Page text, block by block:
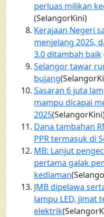
perluas milikan
(SelangorKini)
Kerajaan Negeri
menjelang 2025,
3.0 ditambah baik
Selangor tawar
bujang
Sasaran 6 juta
mampu dicapai
2025
Dana tambahan
PPR termasuk di
MB: Lanjut
pertama galak
kediaman
JMB dipelawa
lampu LED, jimat
elektrik